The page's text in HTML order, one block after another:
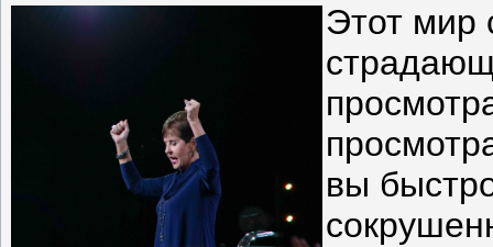
Этот мир
вы